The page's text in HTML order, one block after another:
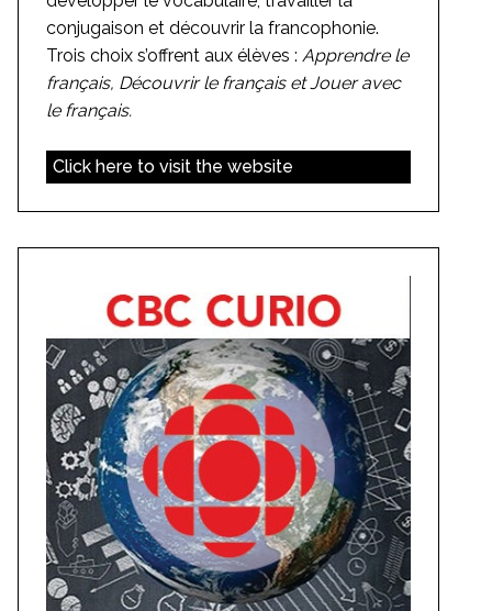
conjugaison et découvrir la francophonie.
Trois choix s’offrent aux élèves : Apprendre le
français, Découvrir le français et Jouer avec
le français.
Click here to visit the website